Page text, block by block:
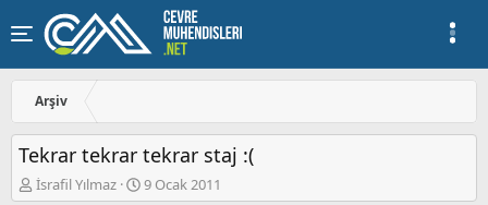
Arşiv
Tekrar tekrar tekrar staj :(
K
İsrafil Yılmaz
B
9 Ocak 2011